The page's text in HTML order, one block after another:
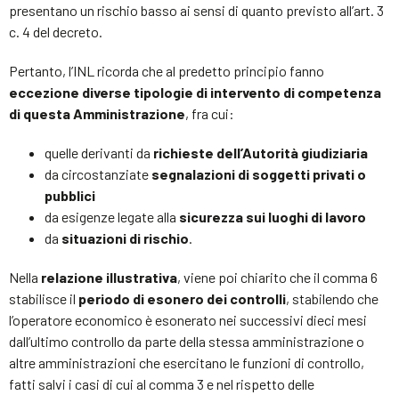
presentano un rischio basso ai sensi di quanto previsto all’art. 3
c. 4 del decreto.
Pertanto, l’INL ricorda che al predetto principio fanno
eccezione diverse tipologie di intervento di competenza
di questa Amministrazione, fra cui:
quelle derivanti da richieste dell’Autorità giudiziaria
da circostanziate segnalazioni di soggetti privati o
pubblici
da esigenze legate alla sicurezza sui luoghi di lavoro
da situazioni di rischio.
Nella relazione illustrativa, viene poi chiarito che il comma 6
stabilisce il periodo di esonero dei controlli, stabilendo che
l’operatore economico è esonerato nei successivi dieci mesi
dall’ultimo controllo da parte della stessa amministrazione o
altre amministrazioni che esercitano le funzioni di controllo,
fatti salvi i casi di cui al comma 3 e nel rispetto delle